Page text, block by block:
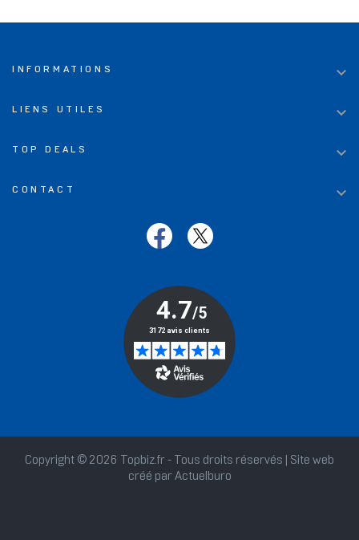
INFORMATIONS 
LIENS UTILES 
TOP DEALS 
CONTACT 
Copyright © 2026 Topbiz.fr - Tous droits réservés | Site web
créé par Actuelburo